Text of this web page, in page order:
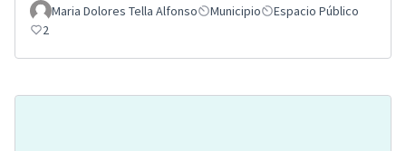
Maria Dolores Tella Alfonso Municipio
Espacio Público
2